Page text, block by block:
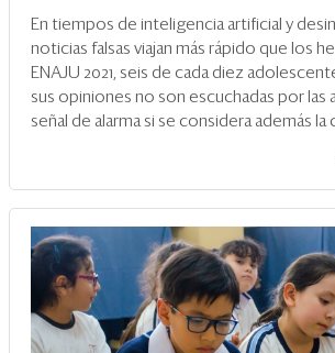
En tiempos de inteligencia artificial y
noticias falsas viajan más rápido que los
ENAJU 2021, seis de cada diez
sus opiniones no son escuchadas por las
señal de alarma si se considera además la